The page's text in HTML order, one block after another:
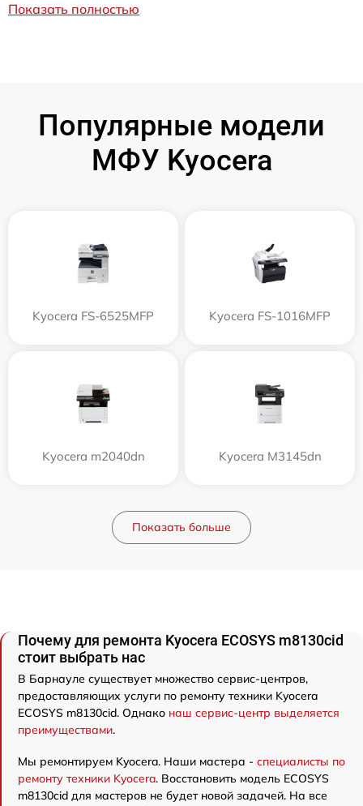
Показать полностью
Популярные модели
МФУ Kyocera
Kyocera FS-6525MFP Kyocera FS-1016MFP
Kyocera m2040dn Kyocera M3145dn
Показать больше
Почему для ремонта Kyocera ECOSYS m8130cid
стоит выбрать нас
В Барнауле существует множество сервис-центров,
предоставляющих услуги по ремонту техники Kyocera
ECOSYS m8130cid. Однако наш сервис-центр выделяется
преимуществами.
Мы ремонтируем Kyocera. Наши мастера - специалисты по
ремонту техники Kyocera. Восстановить модель ECOSYS
m8130cid для мастеров не будет новой задачей. На все